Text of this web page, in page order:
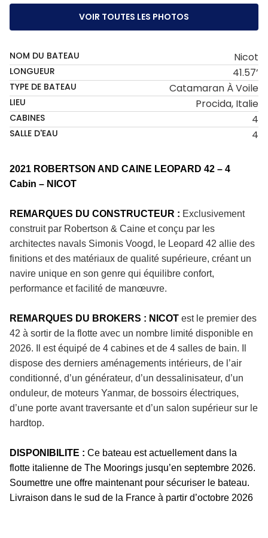
VOIR TOUTES LES PHOTOS
NOM DU BATEAU Nicot
LONGUEUR 41.57’
TYPE DE BATEAU Catamaran À Voile
LIEU Procida, Italie
CABINES 4
SALLE D'EAU 4
2021 ROBERTSON AND CAINE LEOPARD 42 – 4
Cabin – NICOT
REMARQUES DU CONSTRUCTEUR : Exclusivement
construit par Robertson & Caine et conçu par les
architectes navals Simonis Voogd, le Leopard 42 allie des
finitions et des matériaux de qualité supérieure, créant un
navire unique en son genre qui équilibre confort,
performance et facilité de manœuvre.
REMARQUES DU BROKERS : NICOT est le premier des
42 à sortir de la flotte avec un nombre limité disponible en
2026. Il est équipé de 4 cabines et de 4 salles de bain. Il
dispose des derniers aménagements intérieurs, de l’air
conditionné, d’un générateur, d’un dessalinisateur, d’un
onduleur, de moteurs Yanmar, de bossoirs électriques,
d’une porte avant traversante et d’un salon supérieur sur le
hardtop.
DISPONIBILITE : Ce bateau est actuellement dans la
flotte italienne de The Moorings jusqu’en septembre 2026.
Soumettre une offre maintenant pour sécuriser le bateau.
Livraison dans le sud de la France à partir d’octobre 2026